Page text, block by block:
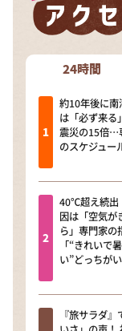
教えて！ニュ
新婚さんいら
ポツンと一軒
ザキ山小屋
アナ回覧板
24時間
約10年後に南
は「必ず来る
震災の15倍…
のスケジュー
40℃超え続出
因は「空気が
ら」専門家の
「“きれいで
い”どっちがい
『旅サラダ